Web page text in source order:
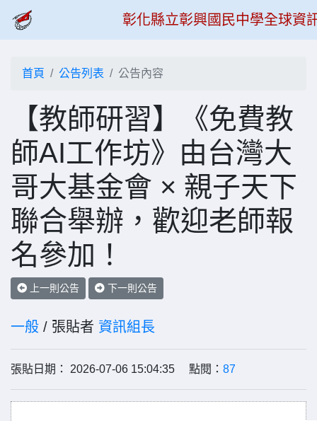
彰化縣立彰興國民中學全球資
首頁 公告列表 公告內容
【教師研習】《免費教
師AI工作坊》由台灣大
哥大基金會 × 親子天下
聯合舉辦，歡迎老師報
名參加！
上一則公告 下一則公告
一般 / 張貼者 資訊組長
張貼日期： 2026-07-06 15:04:35 點閱： 87